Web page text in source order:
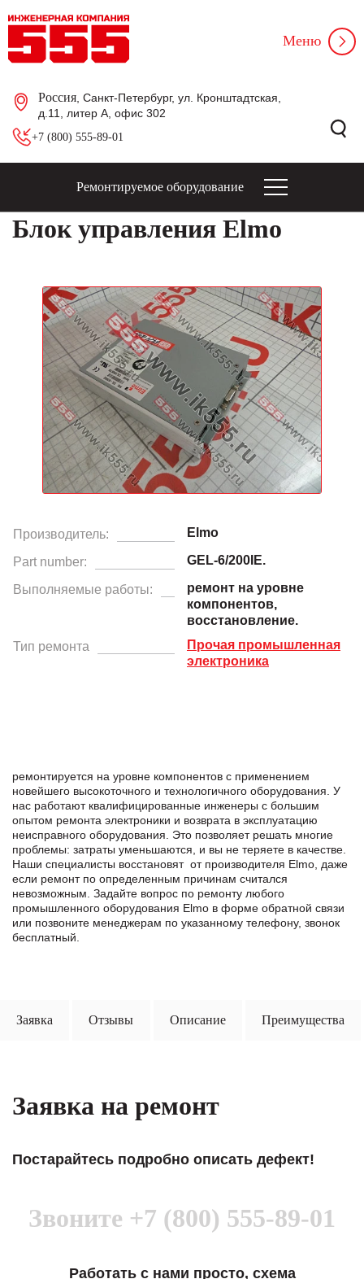
Россия , Санкт-Петербург, ул. Кронштадтская,
д.11, литер А, офис 302
+7 (800) 555-89-01
Меню
Ремонтируемое оборудование
Блок управления Elmo
Производитель: Elmo
Part number: GEL-6/200IE.
Выполняемые работы:
ремонт на уровне
компонентов,
восстановление.
Тип ремонта
Прочая промышленная
электроника
ремонтируется на уровне компонентов с применением
новейшего высокоточного и технологичного оборудования. У
нас работают квалифицированные инженеры с большим
опытом ремонта электроники и возврата в эксплуатацию
неисправного оборудования. Это позволяет решать многие
проблемы: затраты уменьшаются, и вы не теряете в качестве.
Наши специалисты восстановят от производителя Elmo, даже
если ремонт по определенным причинам считался
невозможным. Задайте вопрос по ремонту любого
промышленного оборудования Elmo в формe обратной связи
или позвоните менеджерам по указанному телефону, звонок
бесплатный.
Заявка Отзывы Описание Преимущества
Заявка на ремонт
Постарайтесь подробно описать дефект!
Звоните +7 (800) 555-89-01
Работать с нами просто, схема